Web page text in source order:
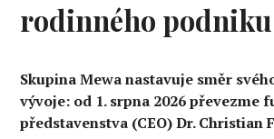
rodinného podniku
Skupina Mewa nastavuje směr
vývoje: od 1. srpna 2026 převezme
představenstva (CEO) Dr. Christian